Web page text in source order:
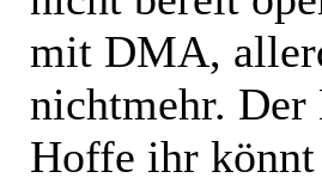
mit DMA,
nichtmehr. Der
Hoffe ihr